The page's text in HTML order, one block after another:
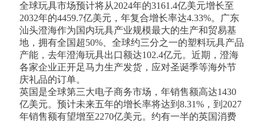
全球玩具市场预计将从2024年的3161.4亿美元增长至
2032年的4459.7亿美元，年复合增长率达4.33%。广东
汕头澄海作为国内玩具产业规模最大的生产和贸易基
地，拥有全国超50%、全球约三分之一的塑料玩具产品
产能，去年澄海玩具出口额达102.4亿元。近期，澄海
各家企业正开足马力生产发货，应对圣诞季等海外节
庆礼品的订单。
英国是全球第三大电子商务市场，年销售额高达1430
亿美元。预计未来五年的增长率将达到8.31%，到2027
年销售额有望增至2270亿美元。约有一半的英国消费